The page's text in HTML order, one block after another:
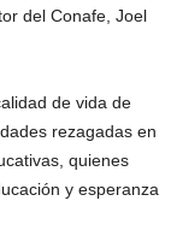
del Conafe, Joel
de vida de
rezagadas en
quienes
y esperanza